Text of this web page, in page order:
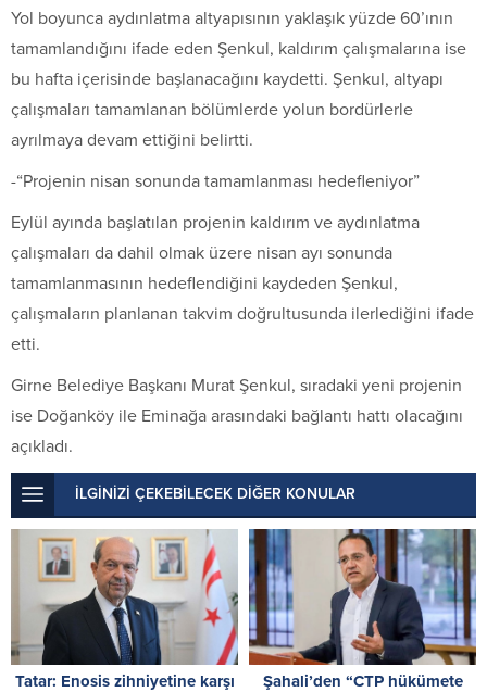
Yol boyunca aydınlatma altyapısının yaklaşık yüzde 60’ının
tamamlandığını ifade eden Şenkul, kaldırım çalışmalarına ise
bu hafta içerisinde başlanacağını kaydetti. Şenkul, altyapı
çalışmaları tamamlanan bölümlerde yolun bordürlerle
ayrılmaya devam ettiğini belirtti.
-“Projenin nisan sonunda tamamlanması hedefleniyor”
Eylül ayında başlatılan projenin kaldırım ve aydınlatma
çalışmaları da dahil olmak üzere nisan ayı sonunda
tamamlanmasının hedeflendiğini kaydeden Şenkul,
çalışmaların planlanan takvim doğrultusunda ilerlediğini ifade
etti.
Girne Belediye Başkanı Murat Şenkul, sıradaki yeni projenin
ise Doğanköy ile Eminağa arasındaki bağlantı hattı olacağını
açıkladı.
İLGİNİZİ ÇEKEBİLECEK DİĞER KONULAR
Tatar: Enosis zihniyetine karşı
Şahali’den “CTP hükümete